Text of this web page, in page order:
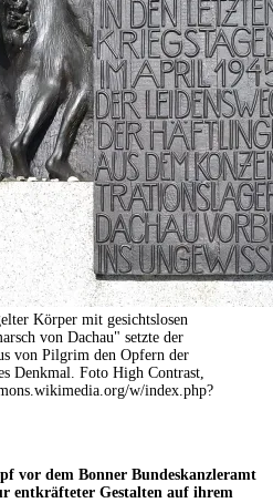
Körper mit gesichtslosen
von Dachau" setzte der
von Pilgrim den Opfern der
Denkmal. Foto High Contrast,
w/index.php?
vor dem Bonner Bundeskanzleramt
entkräfteter Gestalten auf ihrem